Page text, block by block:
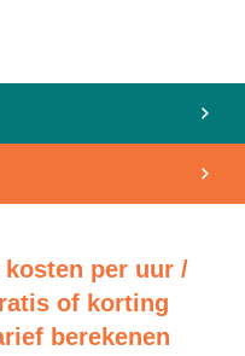
kosten per uur /
of korting
berekenen